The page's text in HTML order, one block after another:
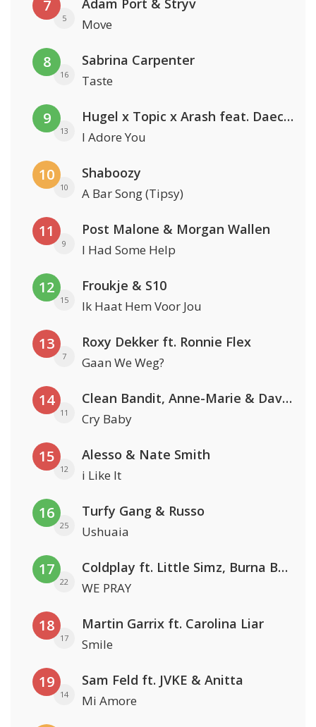
7
5
Adam Port & Stryv
Move
8
16
Sabrina Carpenter
Taste
9
13
Hugel x Topic x Arash feat. Daecolm
I Adore You
10
10
Shaboozy
A Bar Song (Tipsy)
11
9
Post Malone & Morgan Wallen
I Had Some Help
12
15
Froukje & S10
Ik Haat Hem Voor Jou
13
7
Roxy Dekker ft. Ronnie Flex
Gaan We Weg?
14
11
Clean Bandit, Anne-Marie & David Guetta
Cry Baby
15
12
Alesso & Nate Smith
i Like It
16
25
Turfy Gang & Russo
Ushuaia
17
22
Coldplay ft. Little Simz, Burna Boy, Elyanna & Tini
WE PRAY
18
17
Martin Garrix ft. Carolina Liar
Smile
19
14
Sam Feld ft. JVKE & Anitta
Mi Amore